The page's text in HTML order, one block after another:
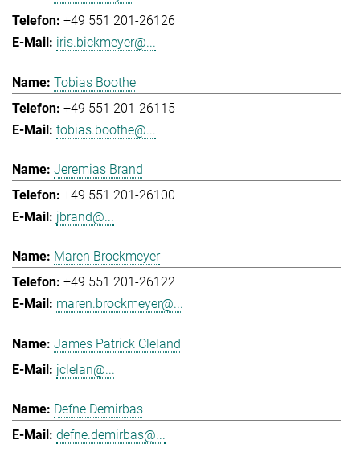
+49 551 201-26126
iris.bickmeyer@...
Tobias Boothe
+49 551 201-26115
tobias.boothe@...
Jeremias Brand
+49 551 201-26100
jbrand@...
Maren Brockmeyer
+49 551 201-26122
maren.brockmeyer@...
James Patrick Cleland
jclelan@...
Defne Demirbas
defne.demirbas@...